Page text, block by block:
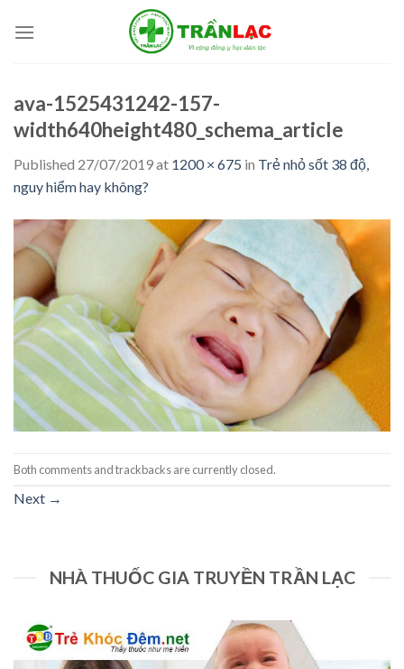
ava-1525431242-157-
width640height480_schema_article
Published 27/07/2019at 1200 × 675 in Trẻ nhỏ sốt 38 độ,
nguy hiểm hay không?
Both comments and trackbacks are currently closed.
Next →
NHÀ THUỐC GIA TRUYỀN TRẦN LẠC